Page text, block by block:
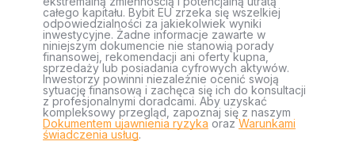
całego kapitału. Bybit EU zrzeka się wszelkiej
odpowiedzialności za jakiekolwiek wyniki
inwestycyjne. Żadne informacje zawarte w
niniejszym dokumencie nie stanowią porady
finansowej, rekomendacji ani oferty kupna,
sprzedaży lub posiadania cyfrowych aktywów.
Inwestorzy powinni niezależnie ocenić swoją
sytuację finansową i zachęca się ich do konsultacji
z profesjonalnymi doradcami. Aby uzyskać
kompleksowy przegląd, zapoznaj się z naszym
Dokumentem ujawnienia ryzyka orazWarunkami
świadczenia usług.